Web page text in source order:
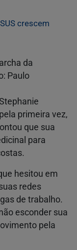
crescem
da
Paulo
primeira vez,
que sua
para
hesitou em
redes
de trabalho.
esconder sua
pela